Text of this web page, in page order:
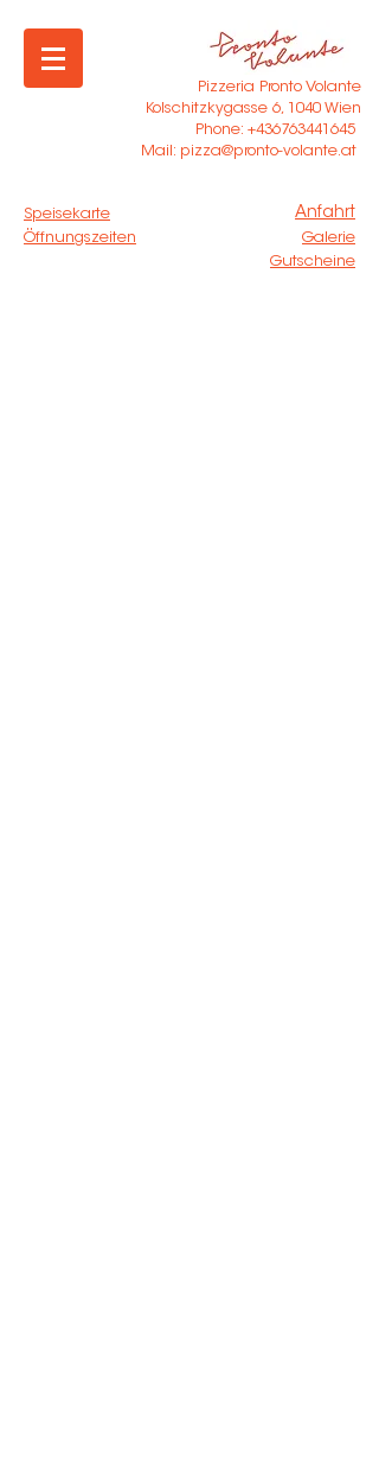
Pizzeria Pronto Volante
Kolschitzkygasse 6, 1040 Wien
Phone: +436763441645
Mail: pizza@pronto-volante.at
Speisekarte Anfahrt
Galerie
Öffnungszeiten
Gutscheine